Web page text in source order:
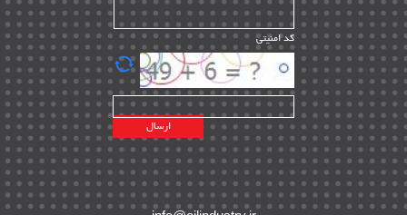
تأمین کالا | ۱۳
EPC | ۲۰
پیمانکاران بین المللی | ۸
اطلاعات انرژی کشورها | ۱۴
پروژه های خارجی | ۱۵
نقشه های نفت و گاز خارجی | ۱۰
شرکت های نفتی | ۱۴
پلانت های فعال | ۴۰
کد امنیتی